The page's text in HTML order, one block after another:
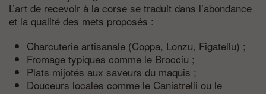
L’art de recevoir à la corse se traduit dans l’abondance
et la qualité des mets proposés :
Charcuterie artisanale (Coppa, Lonzu, Figatellu) ;
Fromage typiques comme le Brocciu ;
Plats mijotés aux saveurs du maquis ;
Douceurs locales comme le Canistrelli ou le